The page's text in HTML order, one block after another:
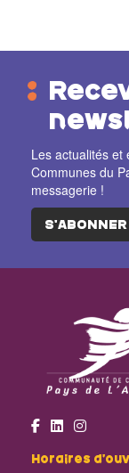
Les actualités et
Communes du
messagerie !
S'ABONNER
Horaires